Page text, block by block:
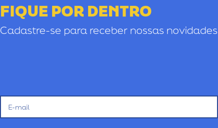
FIQUE POR DENTRO
Cadastre-se para receber nossas novidades